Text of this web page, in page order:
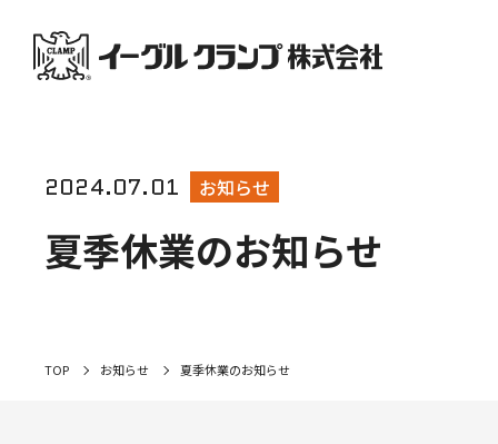
TOP お知らせ 夏季休業のお知らせ
2024.07.01 お知らせ
夏季休業のお知らせ